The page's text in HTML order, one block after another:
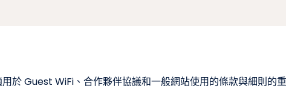
於 Guest WiFi、合作夥伴協議和一般網站使用的條款與細則的